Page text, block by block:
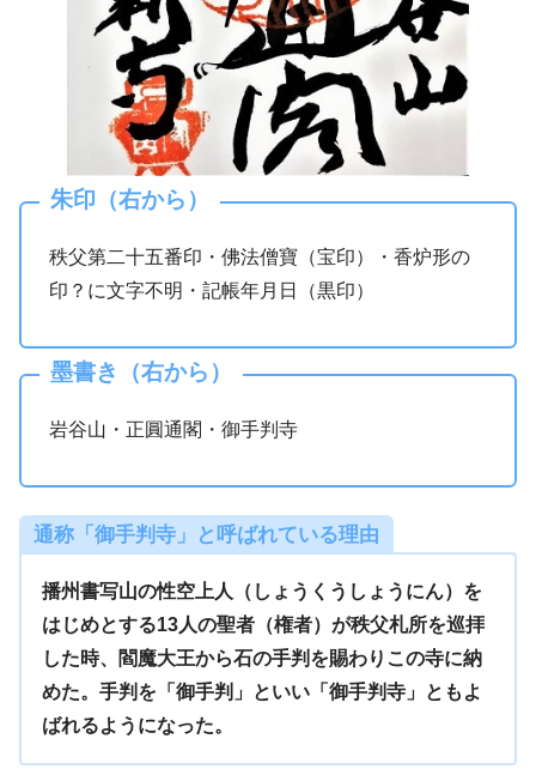
朱印（右から）
秩父第二十五番印・佛法僧寶（宝印）・香炉形の
印？に文字不明・記帳年月日（黒印）
墨書き（右から）
岩谷山・正圓通閣・御手判寺
通称「御手判寺」と呼ばれている理由
播州書写山の性空上人（しょうくうしょうにん）を
はじめとする13人の聖者（権者）が秩父札所を巡拝
した時、閻魔大王から石の手判を賜わりこの寺に納
めた。手判を「御手判」といい「御手判寺」ともよ
ばれるようになった。